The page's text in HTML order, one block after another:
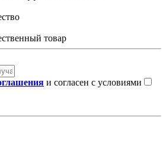
товар
и согласен с условиями